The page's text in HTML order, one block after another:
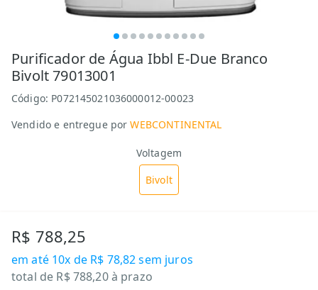
Purificador de Água Ibbl E-Due Branco
Bivolt 79013001
Código: P072145021036000012-00023
Vendido e entregue por WEBCONTINENTAL
Voltagem
Bivolt
R$ 788,25
em até 10x de R$ 78,82sem juros
total de R$ 788,20à prazo